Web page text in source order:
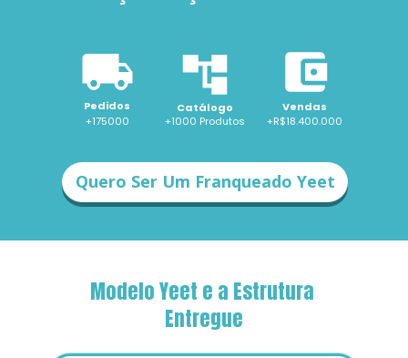
Pedidos Catálogo
Vendas
+175000
+R$18.400.000
+1000 Produtos
Quero Ser Um Franqueado Yeet
Modelo Yeet e a Estrutura
Entregue